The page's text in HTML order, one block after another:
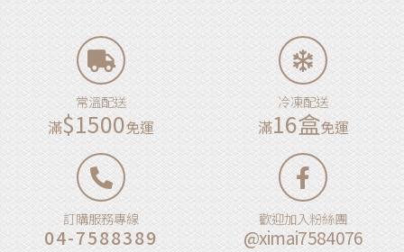
常溫配送
滿$1500免運
冷凍配送
滿16盒免運
訂購服務專線
04-7588389
歡迎加入粉絲團
@ximai7584076